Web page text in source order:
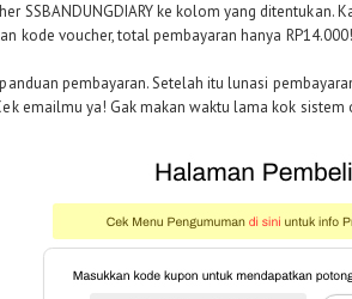
SSBANDUNGDIARY ke kolom yang ditentukan.
kode voucher, total pembayaran hanya
pembayaran. Setelah itu lunasi
emailmu ya! Gak makan waktu lama kok sistem